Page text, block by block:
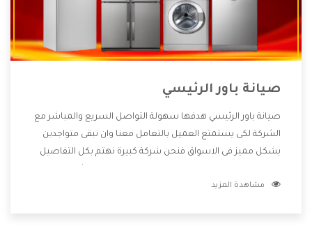
صيانة باور الرئيسي
صيانة باور الرئيسي هدفها سهولة التواصل السريع والمباشر مع
الشركة لكى يستمتع العميل بالتعامل معنا وان نبقى متواجدين
بشكل مميز فى الاسواق فنحن شركة كبيرة نهتم بكل التفاصيل
والتى تكون منها خدمة الصيانة التى تكون من أهم الخدمات التى
مشاهدة المزيد